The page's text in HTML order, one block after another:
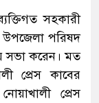
সহকারী
উপজেলা পরিষদ
সভা করেন। মত
প্রেস কাবের
প্রেস